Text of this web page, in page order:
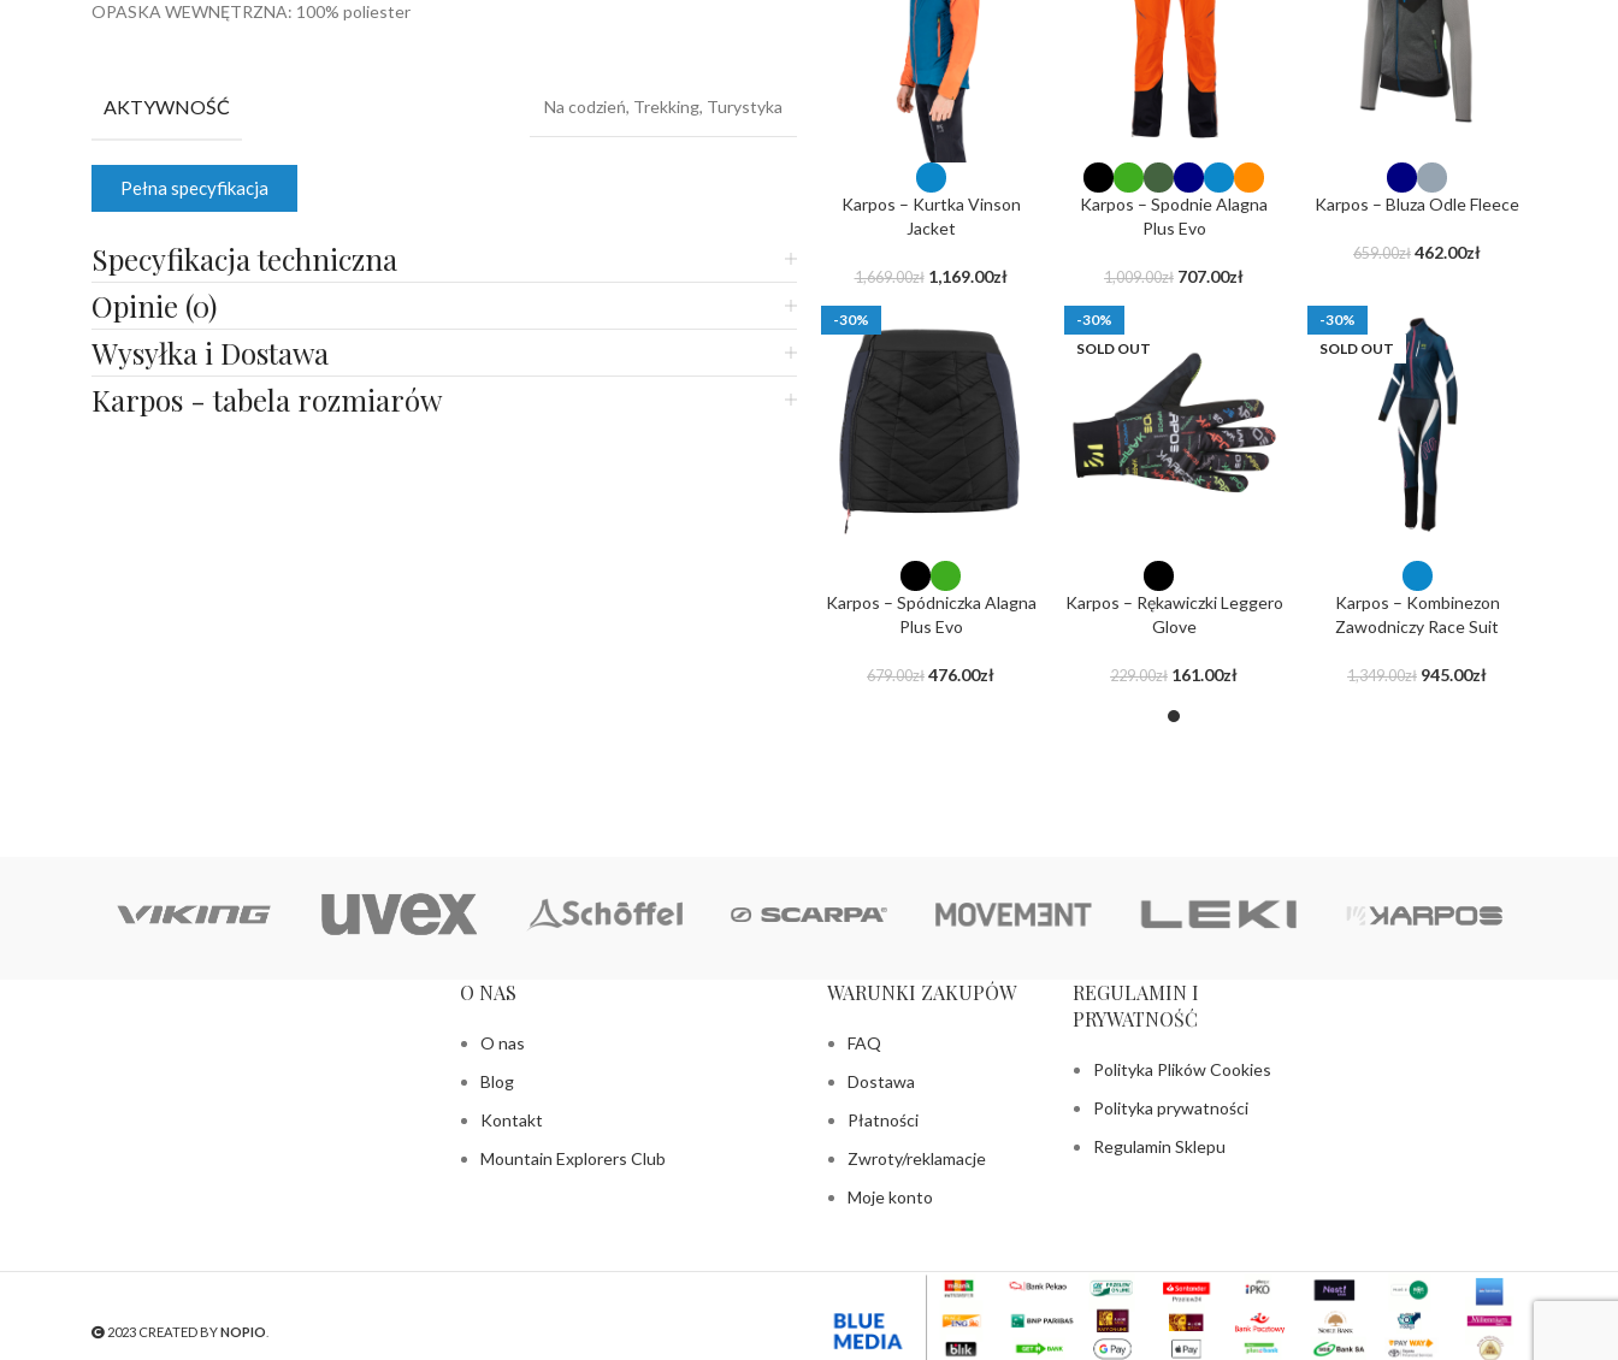
OPASKA WEWNĘTRZNA: 100% poliester
AKTYWNOŚĆ Na codzień, Trekking, Turystyka
Pełna specyfikacja
Specyfikacja techniczna
Opinie (0)
Wysyłka i Dostawa
Karpos - tabela rozmiarów
Karpos – Kurtka Vinson
Jacket
1,669.00zł 1,169.00zł
Karpos – Spodnie Alagna
Plus Evo
1,009.00zł 707.00zł
Karpos – Bluza Odle Fleece
659.00zł 462.00zł
-30%
Karpos – Spódniczka Alagna
Plus Evo
679.00zł 476.00zł
-30%
SOLD OUT
Karpos – Rękawiczki Leggero
Glove
229.00zł 161.00zł
-30%
SOLD OUT
Karpos – Kombinezon
Zawodniczy Race Suit
1,349.00zł 945.00zł
O NAS
O nas
Blog
Kontakt
Mountain Explorers Club
WARUNKI ZAKUPÓW
FAQ
Dostawa
Płatności
Zwroty/reklamacje
Moje konto
REGULAMIN I
PRYWATNOŚĆ
Polityka Plików Cookies
Polityka prywatności
Regulamin Sklepu
2023 CREATED BYNOPIO